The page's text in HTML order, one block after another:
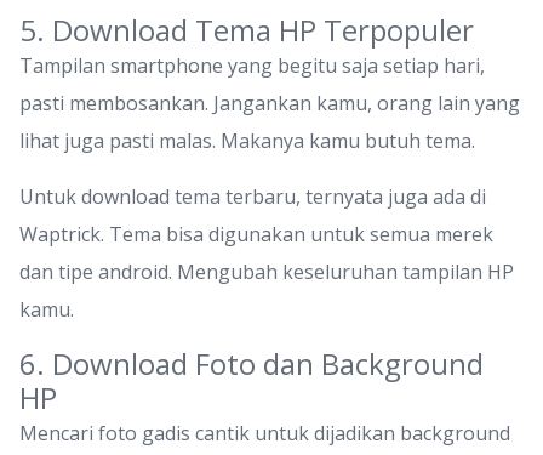
5. Download Tema HP Terpopuler
Tampilan smartphone yang begitu saja setiap hari,
pasti membosankan. Jangankan kamu, orang lain yang
lihat juga pasti malas. Makanya kamu butuh tema.
Untuk download tema terbaru, ternyata juga ada di
Waptrick. Tema bisa digunakan untuk semua merek
dan tipe android. Mengubah keseluruhan tampilan HP
kamu.
6. Download Foto dan Background
HP
Mencari foto gadis cantik untuk dijadikan background